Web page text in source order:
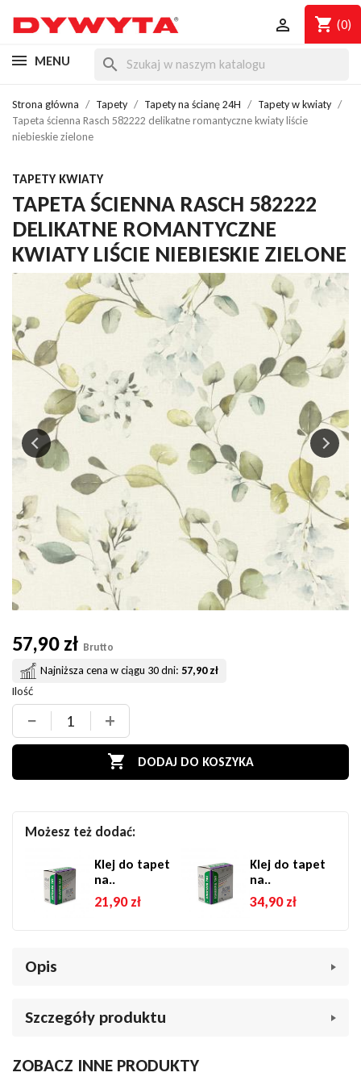
shopping_cart (0)

MENU search
Strona główna Tapety Tapety na ścianę 24H
Tapety w kwiaty
Tapeta ścienna Rasch 582222 delikatne romantyczne kwiaty liście
niebieskie zielone
TAPETY KWIATY
TAPETA ŚCIENNA RASCH 582222
DELIKATNE ROMANTYCZNE
KWIATY LIŚCIE NIEBIESKIE ZIELONE
57,90 zł Brutto
Najniższa cena w ciągu 30 dni: 57,90 zł
Ilość
− +
 DODAJ DO KOSZYKA
Możesz też dodać:
Klej do tapet
na..
21,90 zł
Klej do tapet
na..
34,90 zł
Opis
liście, niebiesko-zielone, winylowa na flizelinie
dekoracyjna z florystycznym wzorem w chłodnej, wyciszającej
Szczegóły produktu
MarkaTapety kwiaty
ZOBACZ INNE PRODUKTY